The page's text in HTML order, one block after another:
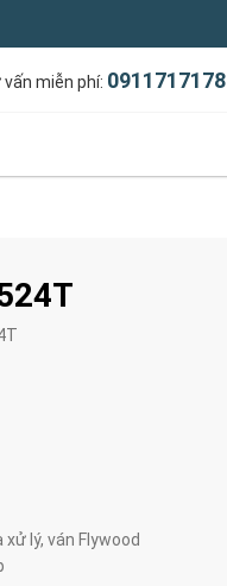
vấn miễn phí: 0911717178
xử lý, ván Flywood